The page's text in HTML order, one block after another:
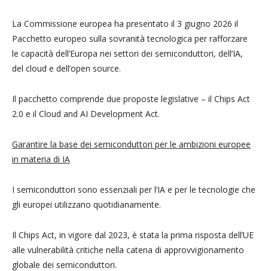
La Commissione europea ha presentato il 3 giugno 2026 il
Pacchetto europeo sulla sovranità tecnologica per rafforzare
le capacità dell’Europa nei settori dei semiconduttori, dell’IA,
del cloud e dell’open source.
Il pacchetto comprende due proposte legislative – il Chips Act
2.0 e il Cloud and AI Development Act.
Garantire la base dei semiconduttori per le ambizioni europee
in materia di IA
I semiconduttori sono essenziali per l’IA e per le tecnologie che
gli europei utilizzano quotidianamente.
Il Chips Act, in vigore dal 2023, è stata la prima risposta dell’UE
alle vulnerabilità critiche nella catena di approvvigionamento
globale dei semiconduttori.